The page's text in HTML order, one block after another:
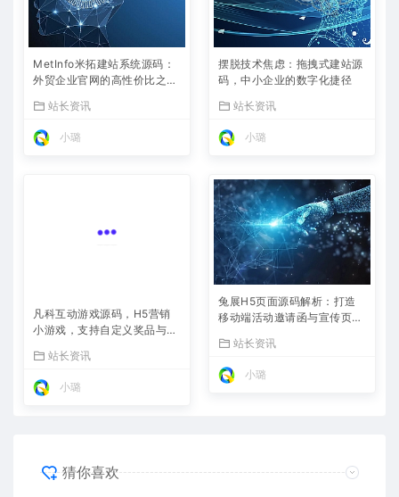
MetInfo米拓建站系统源码：
外贸企业官网的高性价比之
站长资讯
小璐
摆脱技术焦虑：拖拽式建站源
码，中小企业的数字化捷径
站长资讯
小璐
凡科互动游戏源码，H5营销
小游戏，支持自定义奖品与分
站长资讯
小璐
兔展H5页面源码解析：打造
移动端活动邀请函与宣传页的
站长资讯
小璐
猜你喜欢